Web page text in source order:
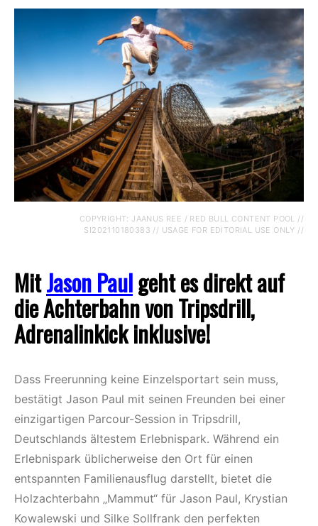
COPYRIGHT: JAANUS REE / RED BULL CONTENT POOL //
SI202110180383 // USAGE FOR EDITORIAL USE ONLY //
MitJason Paulgeht es direkt auf
die Achterbahn von Tripsdrill,
Adrenalinkick inklusive!
Dass Freerunning keine Einzelsportart sein muss,
bestätigt Jason Paul mit seinen Freunden bei einer
einzigartigen Parcour-Session in Tripsdrill,
Deutschlands ältestem Erlebnispark. Während ein
Erlebnispark üblicherweise den Ort für einen
entspannten Familienausflug darstellt, bietet die
Holzachterbahn „Mammut“ für Jason Paul, Krystian
Kowalewski und Silke Sollfrank den perfekten